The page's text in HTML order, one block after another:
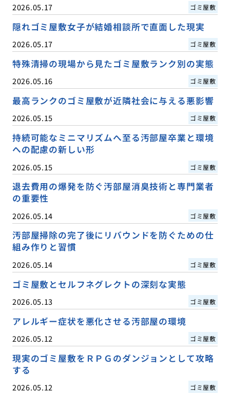
2026.05.17 ゴミ屋敷
隠れゴミ屋敷女子が結婚相談所で直面した現実
2026.05.17 ゴミ屋敷
特殊清掃の現場から見たゴミ屋敷ランク別の実態
2026.05.16 ゴミ屋敷
最高ランクのゴミ屋敷が近隣社会に与える悪影響
2026.05.15 ゴミ屋敷
持続可能なミニマリズムへ至る汚部屋卒業と環境
への配慮の新しい形
2026.05.15 ゴミ屋敷
退去費用の爆発を防ぐ汚部屋消臭技術と専門業者
の重要性
2026.05.14 ゴミ屋敷
汚部屋掃除の完了後にリバウンドを防ぐための仕
組み作りと習慣
2026.05.14 ゴミ屋敷
ゴミ屋敷とセルフネグレクトの深刻な実態
2026.05.13 ゴミ屋敷
アレルギー症状を悪化させる汚部屋の環境
2026.05.12 ゴミ屋敷
現実のゴミ屋敷をＲＰＧのダンジョンとして攻略
する
2026.05.12 ゴミ屋敷